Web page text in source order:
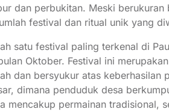
dan perbukitan. Meski
festival dan ritual unik yang
satu festival paling terkenal di
Oktober. Festival ini
dan bersyukur atas keberhasilan
dimana penduduk desa
mencakup permainan tradisional,